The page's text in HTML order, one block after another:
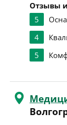
Отзывы
5
4
5